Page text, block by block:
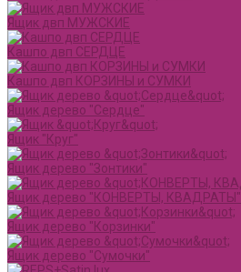
Ящик двп МУЖСКИЕ
Кашпо двп СЕРДЦЕ
Кашпо двп КОРЗИНЫ и СУМКИ
Ящик дерево "Сердце"
Ящик "Круг"
Ящик дерево "Зонтики"
Ящик дерево "КОНВЕРТЫ, КВАДРАТЫ"
Ящик дерево "Корзинки"
Ящик дерево "Сумочки"